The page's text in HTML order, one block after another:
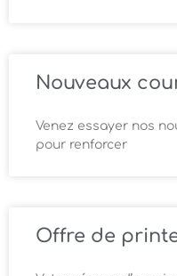
Nouveaux
Venez essayer nos
pour renforcer
Offre de